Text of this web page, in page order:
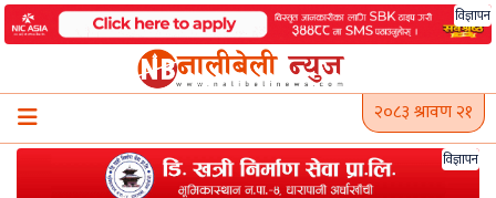
Skip
to
विज्ञापन
२०८३ श्रावण २१
विज्ञापन